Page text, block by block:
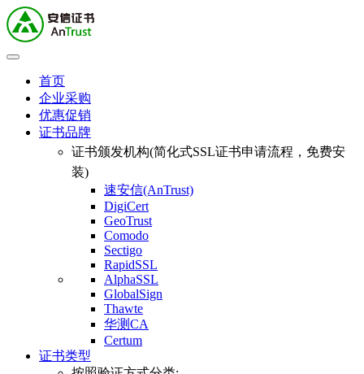
首页
企业采购
优惠促销
证书品牌
证书颁发机构(简化式SSL证书申请流程，免费安
装)
速安信(AnTrust)
DigiCert
GeoTrust
Comodo
Sectigo
RapidSSL
AlphaSSL
GlobalSign
Thawte
华测CA
Certum
证书类型